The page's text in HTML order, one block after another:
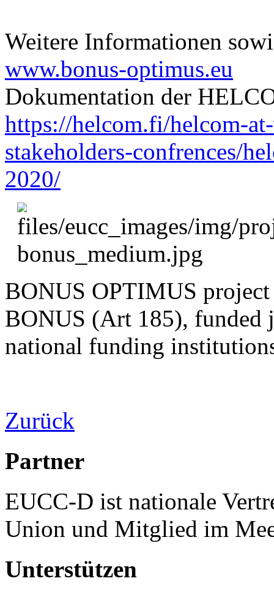
Weitere Informationen
www.bonus-optimus.eu
Dokumentation der
https://helcom.fi/helcom-
stakeholders-confrences/
2020/
BONUS OPTIMUS
BONUS (Art 185), funded
national funding
Zurück
Partner
EUCC-D ist nationale
Union und Mitglied im
Unterstützen